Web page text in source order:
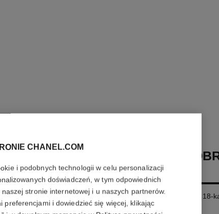
rozmiarze
PIERŚCIONEK-
COCO CRUSH
Motyw pikowania, wersja mała, 18-
Więcej szczegółów
CHANEL.COM
i podobnych technologii w celu personalizacji
doświadczeń, w tym odpowiednich
stronie internetowej i u naszych partnerów.
preferencjami i dowiedzieć się więcej, klikając